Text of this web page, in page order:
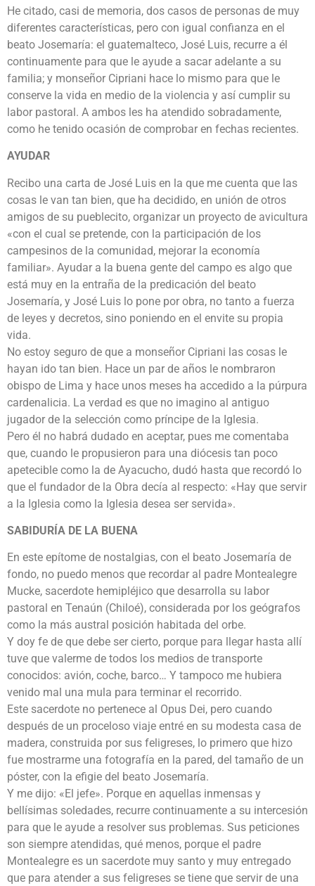
He citado, casi de memoria, dos casos de personas de muy
diferentes características, pero con igual confianza en el
beato Josemaría: el guatemalteco, José Luis, recurre a él
continuamente para que le ayude a sacar adelante a su
familia; y monseñor Cipriani hace lo mismo para que le
conserve la vida en medio de la violencia y así cumplir su
labor pastoral. A ambos les ha atendido sobradamente,
como he tenido ocasión de comprobar en fechas recientes.
AYUDAR
Recibo una carta de José Luis en la que me cuenta que las
cosas le van tan bien, que ha decidido, en unión de otros
amigos de su pueblecito, organizar un proyecto de avicultura
«con el cual se pretende, con la participación de los
campesinos de la comunidad, mejorar la economía
familiar». Ayudar a la buena gente del campo es algo que
está muy en la entraña de la predicación del beato
Josemaría, y José Luis lo pone por obra, no tanto a fuerza
de leyes y decretos, sino poniendo en el envite su propia
vida.
No estoy seguro de que a monseñor Cipriani las cosas le
hayan ido tan bien. Hace un par de años le nombraron
obispo de Lima y hace unos meses ha accedido a la púrpura
cardenalicia. La verdad es que no imagino al antiguo
jugador de la selección como príncipe de la Iglesia.
Pero él no habrá dudado en aceptar, pues me comentaba
que, cuando le propusieron para una diócesis tan poco
apetecible como la de Ayacucho, dudó hasta que recordó lo
que el fundador de la Obra decía al respecto: «Hay que servir
a la Iglesia como la Iglesia desea ser servida».
SABIDURÍA DE LA BUENA
En este epítome de nostalgias, con el beato Josemaría de
fondo, no puedo menos que recordar al padre Montealegre
Mucke, sacerdote hemipléjico que desarrolla su labor
pastoral en Tenaún (Chiloé), considerada por los geógrafos
como la más austral posición habitada del orbe.
Y doy fe de que debe ser cierto, porque para llegar hasta allí
tuve que valerme de todos los medios de transporte
conocidos: avión, coche, barco… Y tampoco me hubiera
venido mal una mula para terminar el recorrido.
Este sacerdote no pertenece al Opus Dei, pero cuando
después de un proceloso viaje entré en su modesta casa de
madera, construida por sus feligreses, lo primero que hizo
fue mostrarme una fotografía en la pared, del tamaño de un
póster, con la efigie del beato Josemaría.
Y me dijo: «El jefe». Porque en aquellas inmensas y
bellísimas soledades, recurre continuamente a su intercesión
para que le ayude a resolver sus problemas. Sus peticiones
son siempre atendidas, qué menos, porque el padre
Montealegre es un sacerdote muy santo y muy entregado
que para atender a sus feligreses se tiene que servir de una